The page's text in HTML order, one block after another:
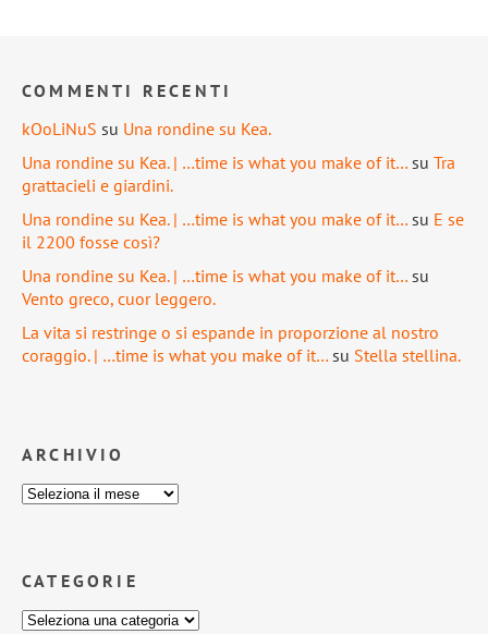
COMMENTI RECENTI
kOoLiNuS su Una rondine su Kea.
Una rondine su Kea. | …time is what you make of it… su Tra
grattacieli e giardini.
Una rondine su Kea. | …time is what you make of it… su E se
il 2200 fosse così?
Una rondine su Kea. | …time is what you make of it… su
Vento greco, cuor leggero.
La vita si restringe o si espande in proporzione al nostro
coraggio. | …time is what you make of it… su Stella stellina.
ARCHIVIO
CATEGORIE